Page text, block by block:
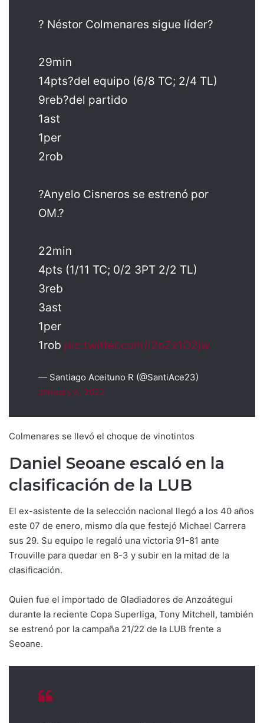
? Néstor Colmenares sigue líder?
29min
14pts?del equipo (6/8 TC; 2/4 TL)
9reb?del partido
1ast
1per
2rob
?Anyelo Cisneros se estrenó por
OM.?
22min
4pts (1/11 TC; 0/2 3PT 2/2 TL)
3reb
3ast
1per
1rob pic.twitter.com/l2oZx1O2jw
— Santiago Aceituno R (@SantiAce23)
January 8, 2022
Colmenares se llevó el choque de vinotintos
Daniel Seoane escaló en la
clasificación de la LUB
El ex-asistente de la selección nacional llegó a los 40 años
este 07 de enero, mismo día que festejó Michael Carrera
sus 29. Su equipo le regaló una victoria 91-81 ante
Trouville para quedar en 8-3 y subir en la mitad de la
clasificación.
Quien fue el importado de Gladiadores de Anzoátegui
durante la reciente Copa Superliga, Tony Mitchell, también
se estrenó por la campaña 21/22 de la LUB frente a
Seoane.